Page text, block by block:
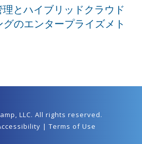
とハイブリッドクラウド
のエンタープライズメト
LLC. All rights reserved.
| Terms of Use